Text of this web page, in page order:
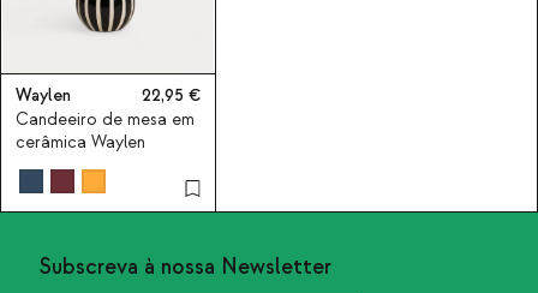
Waylen
22,95
Candeeiro de mesa em
cerâmica Waylen
Subscreva à nossa Newsletter